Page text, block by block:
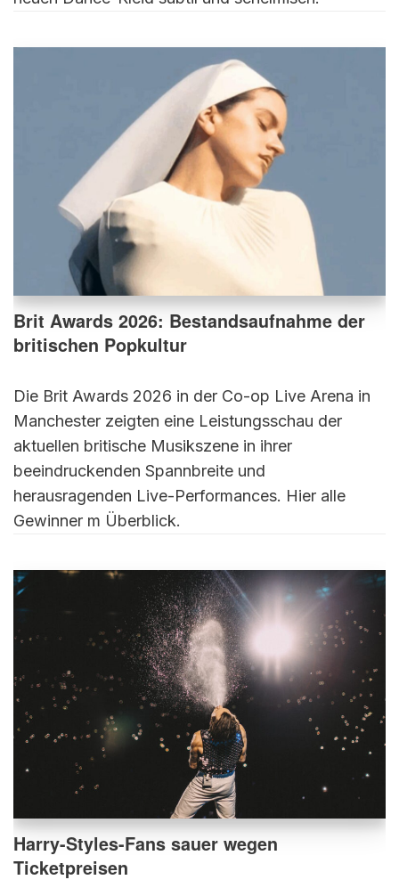
Brit Awards 2026: Bestandsaufnahme der
britischen Popkultur
Die Brit Awards 2026 in der Co-op Live Arena in
Manchester zeigten eine Leistungsschau der
aktuellen britische Musikszene in ihrer
beeindruckenden Spannbreite und
herausragenden Live-Performances. Hier alle
Gewinner m Überblick.
Harry-Styles-Fans sauer wegen
Ticketpreisen